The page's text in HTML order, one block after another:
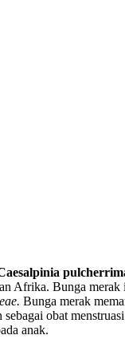
Afrika. Bunga
Bunga merak
obat
anak.